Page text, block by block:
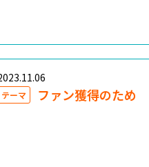
テーマ ファン獲得のため